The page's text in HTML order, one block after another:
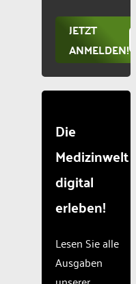
JETZT
ANMELDEN!
Die
Medizinwelt
digital
erleben!
Lesen Sie alle
Ausgaben